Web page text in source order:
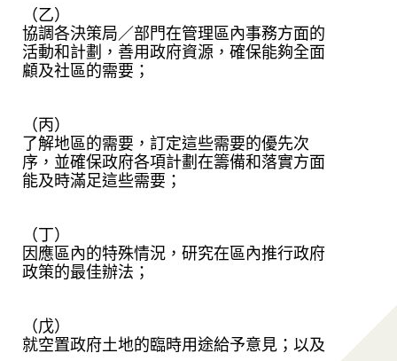
（乙）
協調各決策局／部門在管理區內事務方面的
活動和計劃，善用政府資源，確保能夠全面
顧及社區的需要；
（丙）
了解地區的需要，訂定這些需要的優先次
序，並確保政府各項計劃在籌備和落實方面
能及時滿足這些需要；
（丁）
因應區內的特殊情況，研究在區內推行政府
政策的最佳辦法；
（戊）
就空置政府土地的臨時用途給予意見；以及